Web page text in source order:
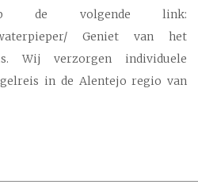
de volgende link:
waterpieper/ Geniet van het
Wij verzorgen individuele
in de Alentejo regio van